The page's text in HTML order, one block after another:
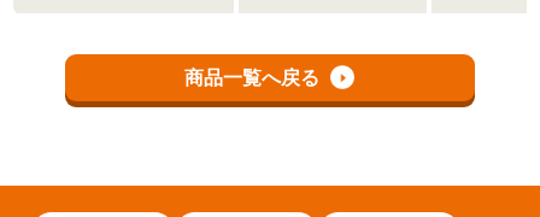
商品一覧へ戻る